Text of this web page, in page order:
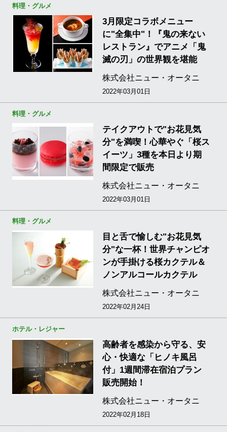
料理・グルメ
3月限定コラボメニュー
に"全集中"！『鬼の来ない
レストラン』でアニメ「鬼
滅の刃」の世界観を堪能
株式会社ニュー・オータニ
2022年03月01日
料理・グルメ
テイクアウトで"お花見気
分"を満喫！心華やぐ「桜ス
イーツ」3種を本日より期
間限定で販売
株式会社ニュー・オータニ
2022年03月01日
料理・グルメ
目と舌で愉しむ"お花見気
分"な一杯！世界チャンピオ
ンが手掛ける桜カクテル＆
ノンアルコールカクテル
株式会社ニュー・オータニ
2022年02月24日
ホテル・レジャー
高齢者を感染から守る、安
心・快適な「ヒノキ風呂
付」1週間滞在宿泊プラン
販売開始！
株式会社ニュー・オータニ
2022年02月18日